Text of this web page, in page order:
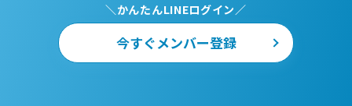
＼かんたんLINEログイン／
今すぐメンバー登録